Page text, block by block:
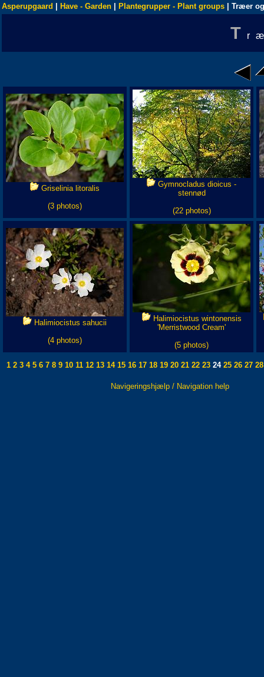
Asperupgaard Have - Garden Plantegrupper - Plant groups | Træer
T
Griselinia litoralis
(3 photos)
Gymnocladus dioicus -
stennød
(22 photos)
Halimiocistus sahucii
(4 photos)
Halimiocistus wintonensis
'Merristwood Cream'
(5 photos)
1 2 3 45 6 7 8 9 10 11 12 13 1415 16 17 18 19 20 21 22 23 2425 26 27 28
Navigeringshjælp / Navigation help